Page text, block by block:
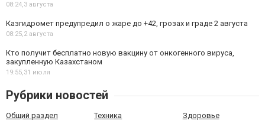
08:24,3 августа
Казгидромет предупредил о жаре до +42, грозах и граде 2 августа
08:25,2 августа
Кто получит бесплатно новую вакцину от онкогенного вируса,
закупленную Казахстаном
19:55,31 июля
Рубрики новостей
Общий раздел Техника Здоровье